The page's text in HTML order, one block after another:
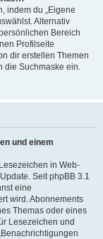
indem du „Eigene
Alternativ
Bereich
Profilseite
dir erstellen Themen
die Suchmaske ein.
und einem
in Web-
Seit phpBB 3.1
eine
wird. Abonnements
Themas oder eines
Lesezeichen und